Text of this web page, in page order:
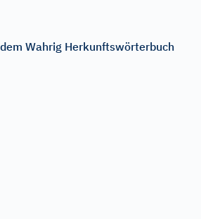
Wahrig Herkunftswörterbuch